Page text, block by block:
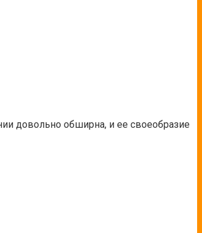
довольно обширна, и ее своеобразие